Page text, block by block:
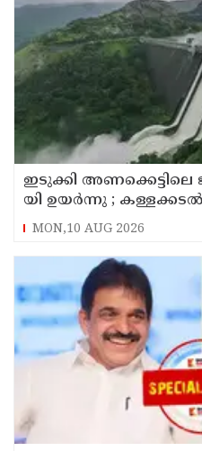
ഇ​ടു​ക്കി അ​ണ​​ക്കെ​ട്ടി​ലെ
യി ഉ​യ​ർ​ന്നു ;
MON,10 AUG 2026